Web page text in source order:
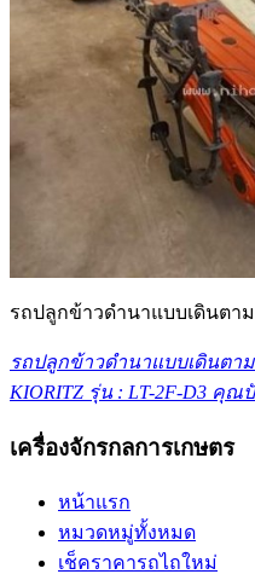
รถปลูกข้าวดำนาแบบเดินตาม
รถปลูกข้าวดำนาแบบเดินตา
KIORITZ รุ่น : LT-2F-D3 คุณ
เครื่องจักรกลการเกษตร
หน้าแรก
หมวดหมู่ทั้งหมด
เช็คราคารถไถใหม่